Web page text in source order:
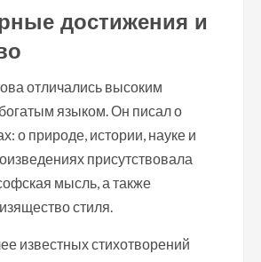
достижения и
отличались высоким
языком. Он писал о
о природе, истории, науке и
присутствовала
мысль, а также
стиля.
известных стихотворений